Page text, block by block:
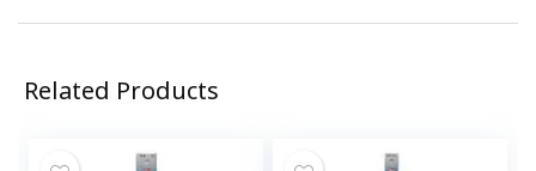
Related Products